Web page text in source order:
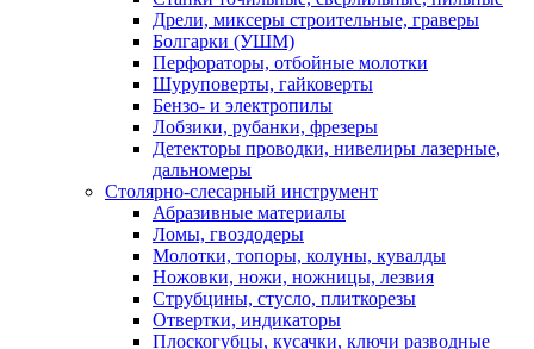
Дрели, миксеры строительные, граверы
Болгарки (УШМ)
Перфораторы, отбойные молотки
Шуруповерты, гайковерты
Бензо- и электропилы
Лобзики, рубанки, фрезеры
Детекторы проводки, нивелиры лазерные,
дальномеры
Столярно-слесарный инструмент
Абразивные материалы
Ломы, гвоздодеры
Молотки, топоры, колуны, кувалды
Ножовки, ножи, ножницы, лезвия
Струбцины, стусло, плиткорезы
Отвертки, индикаторы
Плоскогубцы, кусачки, ключи разводные